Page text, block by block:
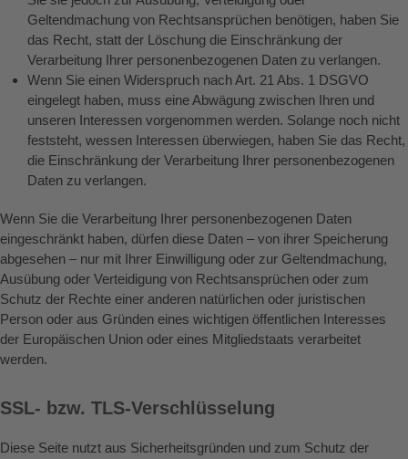
Geltendmachung von Rechtsansprüchen benötigen, haben Sie
das Recht, statt der Löschung die Einschränkung der
Verarbeitung Ihrer personenbezogenen Daten zu verlangen.
Wenn Sie einen Widerspruch nach Art. 21 Abs. 1 DSGVO
eingelegt haben, muss eine Abwägung zwischen Ihren und
unseren Interessen vorgenommen werden. Solange noch nicht
feststeht, wessen Interessen überwiegen, haben Sie das Recht,
die Einschränkung der Verarbeitung Ihrer personenbezogenen
Daten zu verlangen.
Wenn Sie die Verarbeitung Ihrer personenbezogenen Daten
eingeschränkt haben, dürfen diese Daten – von ihrer Speicherung
abgesehen – nur mit Ihrer Einwilligung oder zur Geltendmachung,
Ausübung oder Verteidigung von Rechtsansprüchen oder zum
Schutz der Rechte einer anderen natürlichen oder juristischen
Person oder aus Gründen eines wichtigen öffentlichen Interesses
der Europäischen Union oder eines Mitgliedstaats verarbeitet
werden.
SSL- bzw. TLS-Verschlüsselung
Diese Seite nutzt aus Sicherheitsgründen und zum Schutz der